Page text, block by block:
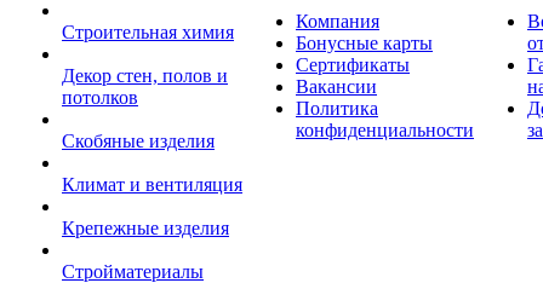
Строительная химия
Декор стен, полов и
потолков
Скобяные изделия
Климат и вентиляция
Крепежные изделия
Стройматериалы
Компания
Бонусные карты
Сертификаты
Вакансии
Политика
конфиденциальности